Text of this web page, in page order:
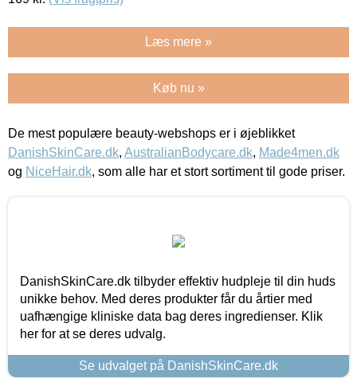
Læs mere »
Køb nu »
De mest populære beauty-webshops er i øjeblikket
DanishSkinCare.dk, AustralianBodycare.dk, Made4men.dk
og NiceHair.dk, som alle har et stort sortiment til gode priser.
DanishSkinCare.dk tilbyder effektiv hudpleje til din huds
unikke behov. Med deres produkter får du årtier med
uafhængige kliniske data bag deres ingredienser. Klik
her for at se deres udvalg.
Se udvalget på DanishSkinCare.dk